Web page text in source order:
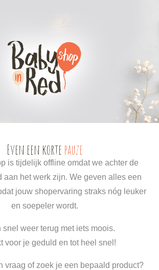
Even een korte pauze
is tijdelijk offline omdat we achter de
aan het werk zijn. We geven alles een
jouw shopervaring straks nóg leuker
en soepeler wordt.
snel weer terug met iets moois.
voor je geduld en tot heel snel!
vraag of zoek je een bepaald product?